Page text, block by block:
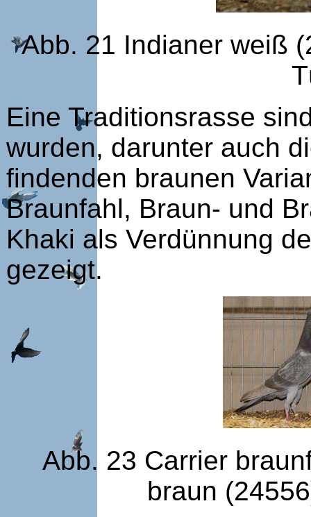
Abb. 21 Indianer weiß
Eine Traditionsrasse
wurden, darunter auch
findenden braunen
Braunfahl, Braun- und
Khaki als Verdünnung
gezeigt.
Abb. 23 Carrier
braun